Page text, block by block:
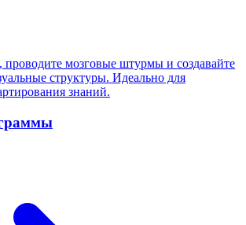
проводите мозговые штурмы и создавайте
структуры. Идеально для
знаний.